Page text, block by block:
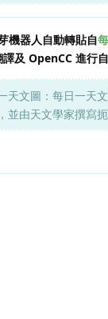
機器人自動轉貼自
及 OpenCC 進行
天文圖：每日一天
並由天文學家撰寫